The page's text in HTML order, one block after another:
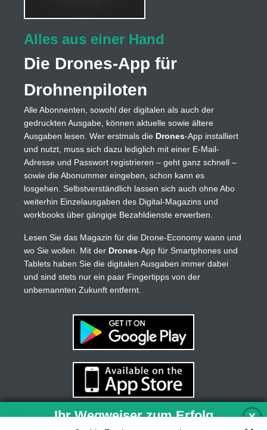
Alles aus einer Hand
Die Drones-App für
Drohnenpiloten
Alle Abonnenten, sowohl der digitalen als auch der
gedruckten Ausgabe, können aktuelle sowie ältere
Ausgaben lesen. Wer erstmals die Drones-App installiert
und nutzt, muss sich dazu lediglich mit einer E-Mail-
Adresse und Passwort registrieren – geht ganz schnell –
sowie die Abonummer eingeben, schon kann es
losgehen. Selbstverständlich lassen sich auch ohne Abo
weiterhin Einzelausgaben des Digital-Magazins und
workbooks über gängige Bezahldienste erwerben.
Lesen Sie das Magazin für die Drone-Economy wann und
wo Sie wollen. Mit der Drones-App für Smartphones und
Tablets haben Sie die digitalen Ausgaben immer dabei
und sind stets nur ein paar Fingertipps von der
unbemannten Zukunft entfernt.
X
Ihr Wegweiser zum Erfolg